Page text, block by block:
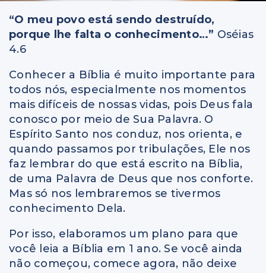
“O meu povo está sendo destruído,
porque lhe falta o conhecimento…” Oséias
4.6
Conhecer a Bíblia é muito importante para
todos nós, especialmente nos momentos
mais difíceis de nossas vidas, pois Deus fala
conosco por meio de Sua Palavra. O
Espírito Santo nos conduz, nos orienta, e
quando passamos por tribulações, Ele nos
faz lembrar do que está escrito na Bíblia,
de uma Palavra de Deus que nos conforte.
Mas só nos lembraremos se tivermos
conhecimento Dela.
Por isso, elaboramos um plano para que
você leia a Bíblia em 1 ano. Se você ainda
não começou, comece agora, não deixe